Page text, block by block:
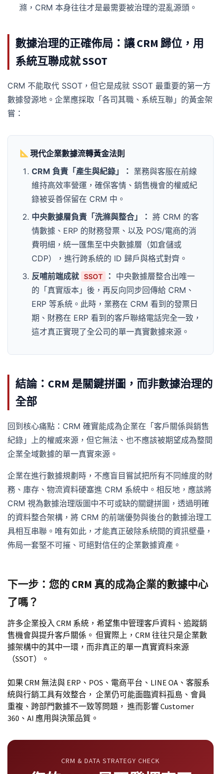
滌，CRM 本身往往才是最需要被治理的混亂源頭。
數據治理的正確佈局：讓 CRM 歸位，用
系統互聯成就 SSOT
CRM 不能取代 SSOT，但它是成就 SSOT 最重要的第一方
數據發源地。企業應採取「各司其職、系統互聯」的黃金架
嘗：
現代企業數據流轉黃金法則
CRM 負責「產生與紀錄」： 業務與客服在前線
維持高效率營運，確保客情、銷售機會的權威紀
錄被妥善保留在 CRM 中。
中央數據層負責「洗滌與整合」： 將 CRM 的客
情數據、ERP 的財務發票、以及 POS/電商的消
費明細，統一匯集至中央數據層（如倉儲或
CDP），進行跨系統的 ID 歸戶與格式對齊。
反哺前端成就 SSOT ： 中央數據層整合出唯一
的「真實版本」後，再反向同步回傳給 CRM、
ERP 等系統。此時，業務在 CRM 看到的發票日
期、財務在 ERP 看到的客戶聯絡電話完全一致，
這才真正實現了全公司的單一真實數據來源。
結論：CRM 是關鍵拼圖，而非數據治理的
全部
回到核心痛點：CRM 確實能成為企業在「客戶關係與銷售
紀錄」上的權威來源，但它無法、也不應該被期望成為整間
企業全域數據的單一真實來源。
企業在進行數據規劃時，不應盲目嘗試把所有不同維度的財
務、庫存、物流資料硬塞進 CRM 系統中。相反地，應該將
CRM 視為數據治理版圖中不可或缺的關鍵拼圖，透過明確
的資料整合架構，將 CRM 的前端優勢與後台的數據治理工
具相互串聯。唯有如此，才能真正破除系統間的資訊壁壘，
佈局一套堅不可摧、可絕對信任的企業數據資產。
下一步：您的 CRM 真的成為企業的數據中心
了嗎？
許多企業投入 CRM 系統，希望集中管理客戶資料、追蹤銷
售機會與提升客戶關係。 但實際上，CRM 往往只是企業數
據架構中的其中一環，而非真正的單一真實資料來源
（SSOT）。
如果 CRM 無法與 ERP、POS、電商平台、LINE OA、客服系
統與行銷工具有效整合， 企業仍可能面臨資料孤島、會員
重複、跨部門數據不一致等問題， 進而影響 Customer
360、AI 應用與決策品質。
CRM & DATA STRATEGY CHECK